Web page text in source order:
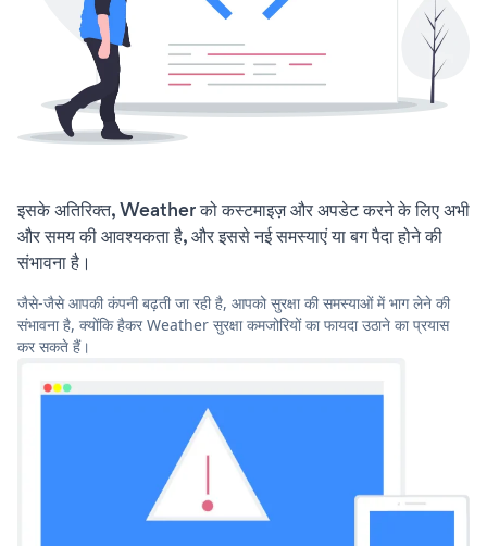
इसके अतिरिक्त, Weather को कस्टमाइज़ और अपडेट करने के लिए अभी
और समय की आवश्यकता है, और इससे नई समस्याएं या बग पैदा होने की
संभावना है।
जैसे-जैसे आपकी कंपनी बढ़ती जा रही है, आपको सुरक्षा की समस्याओं में भाग लेने की
संभावना है, क्योंकि हैकर Weather सुरक्षा कमजोरियों का फायदा उठाने का प्रयास
कर सकते हैं।